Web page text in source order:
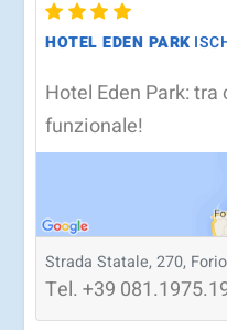
HOTEL EDEN PARK
Hotel Eden Park:
funzionale!
Strada Statale, 270, Forio
Tel.+39